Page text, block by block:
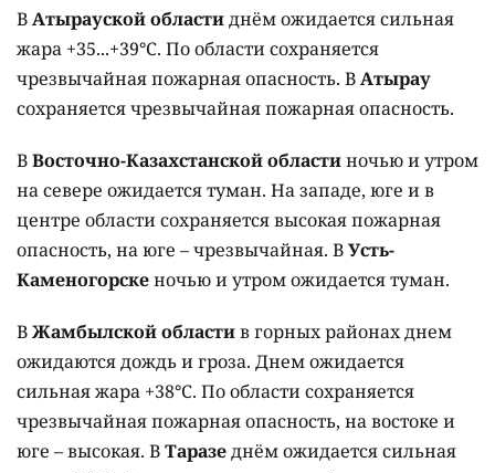
ВАтырауской областиднём ожидается сильная
жара +35...+39°C. По области сохраняется
чрезвычайная пожарная опасность. ВАтырау
сохраняется чрезвычайная пожарная опасность.
ВВосточно-Казахстанской областиночью и утром
на севере ожидается туман. На западе, юге и в
центре области сохраняется высокая пожарная
опасность, на юге – чрезвычайная. ВУсть-
Каменогорскеночью и утром ожидается туман.
ВЖамбылской областив горных районах днем
ожидаются дождь и гроза. Днем ожидается
сильная жара +38°C. По области сохраняется
чрезвычайная пожарная опасность, на востоке и
юге – высокая. ВТаразеднём ожидается сильная